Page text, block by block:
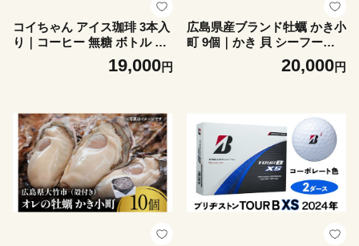
コイちゃん アイス珈琲 3本入
り｜コーヒー 無糖 ボトル ブ
19,000円
広島県産ブランド牡蠣 かき小
町 9個｜かき 貝 シーフード
オイスター 海鮮 魚介類 濃厚
海の幸 貝類 おおたけカキ 特
20,000円